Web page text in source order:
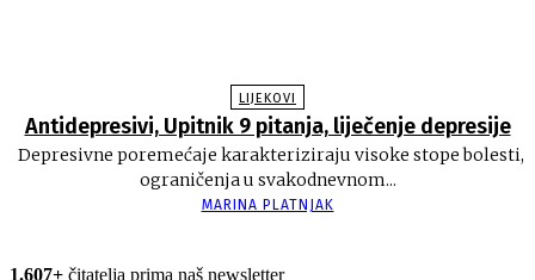
LIJEKOVI
Antidepresivi, Upitnik 9 pitanja, liječenje depresije
ograničenja u svakodnevnom...
MARINA PLATNJAK
1.607+ čitatelja prima naš newsletter